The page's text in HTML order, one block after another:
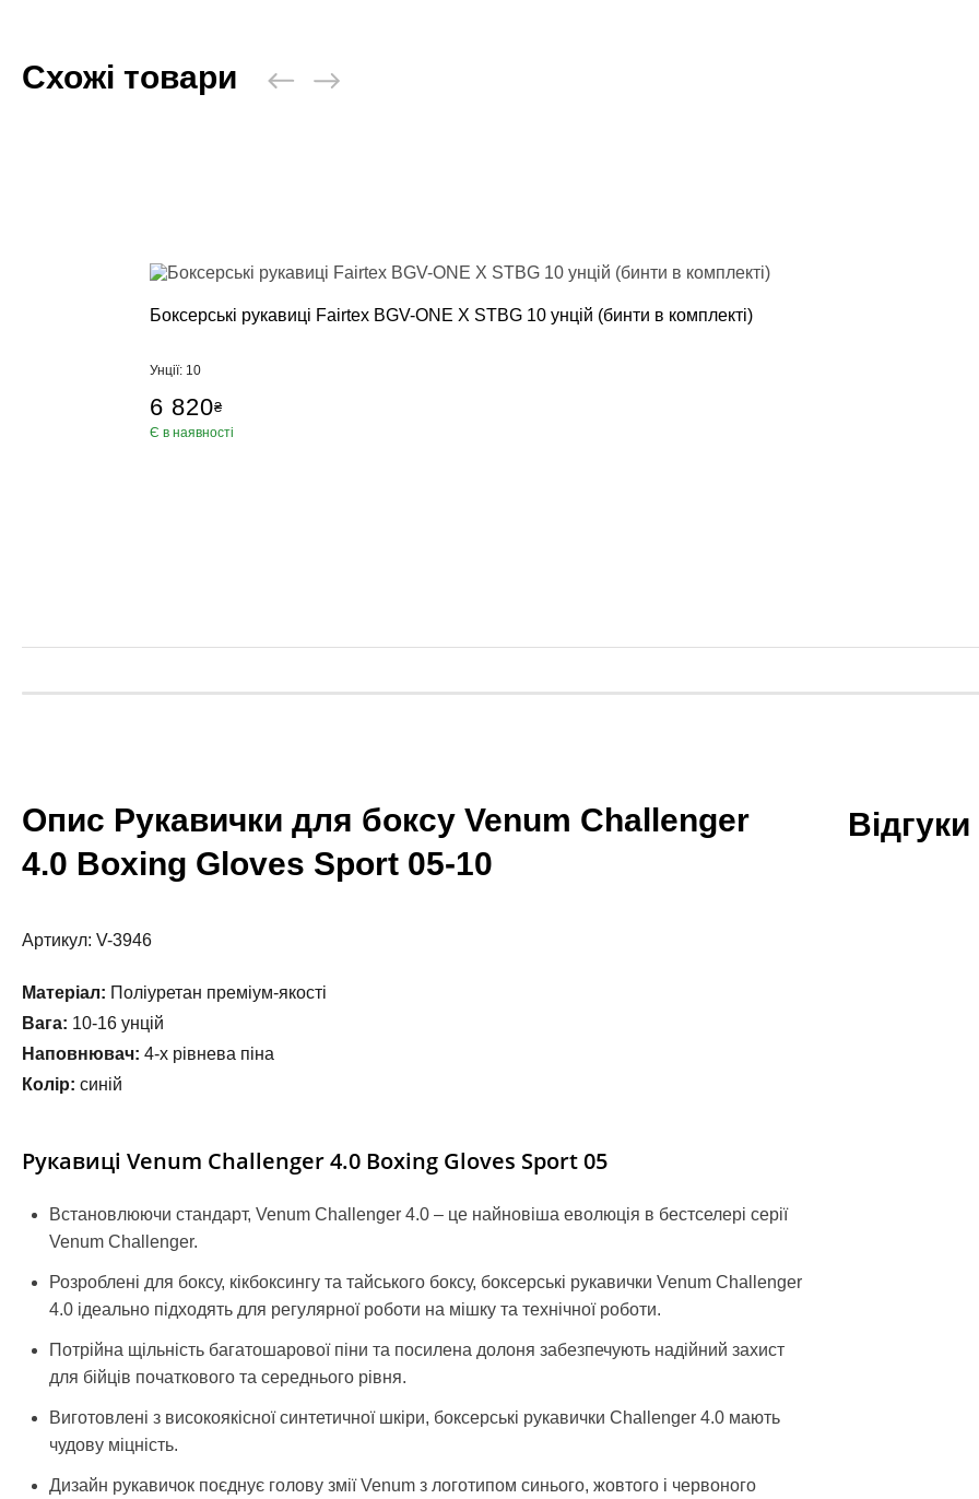
Схожі товари
Боксерські рукавиці Fairtex BGV-ONE X STBG 10 унцій (бинти в комплекті)
Унції: 10
6 820₴
Є в наявності
Опис Рукавички для боксу Venum Challenger
4.0 Boxing Gloves Sport 05-10
Артикул: V-3946
Матеріал: Поліуретан преміум-якості
Вага: 10-16 унцій
Наповнювач: 4-х рівнева піна
Колір: синій
Рукавиці Venum Challenger 4.0 Boxing Gloves Sport 05
Встановлюючи стандарт, Venum Challenger 4.0 – це найновіша еволюція в бестселері серії
Venum Challenger.
Розроблені для боксу, кікбоксингу та тайського боксу, боксерські рукавички Venum Challenger
4.0 ідеально підходять для регулярної роботи на мішку та технічної роботи.
Потрійна щільність багатошарової піни та посилена долоня забезпечують надійний захист
для бійців початкового та середнього рівня.
Виготовлені з високоякісної синтетичної шкіри, боксерські рукавички Challenger 4.0 мають
чудову міцність.
Дизайн рукавичок поєднує голову змії Venum з логотипом синього, жовтого і червоного
Відгуки